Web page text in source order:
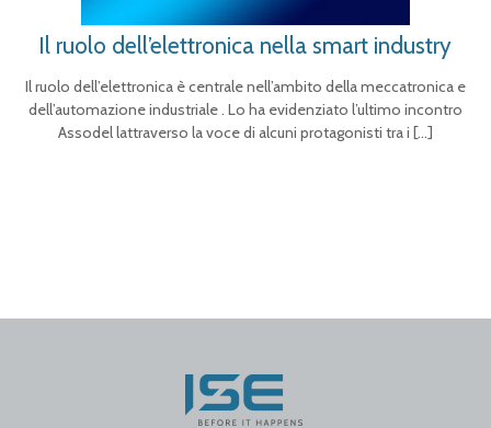
Il ruolo dell’elettronica nella smart industry
Il ruolo dell’elettronica è centrale nell’ambito della meccatronica e
dell’automazione industriale . Lo ha evidenziato l’ultimo incontro
Assodel lattraverso la voce di alcuni protagonisti tra i […]